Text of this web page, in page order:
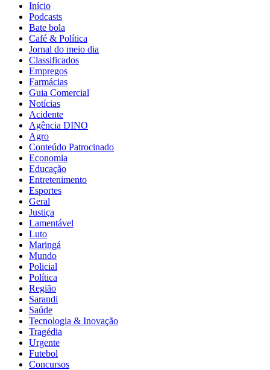
Início
Podcasts
Bate bola
Café & Política
Jornal do meio dia
Classificados
Empregos
Farmácias
Guia Comercial
Notícias
Acidente
Agência DINO
Agro
Conteúdo Patrocinado
Economia
Educação
Entretenimento
Esportes
Geral
Justiça
Lamentável
Luto
Maringá
Mundo
Policial
Política
Região
Sarandi
Saúde
Tecnologia & Inovação
Tragédia
Urgente
Futebol
Concursos